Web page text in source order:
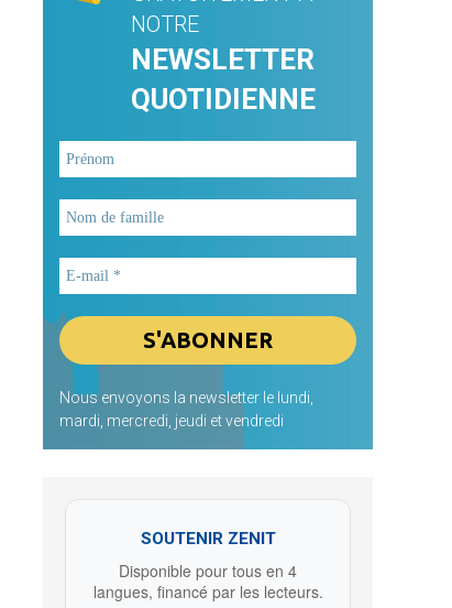
NOTRE
NEWSLETTER
QUOTIDIENNE
Nous envoyons la newsletter le lundi,
mardi, mercredi, jeudi et vendredi
SOUTENIR ZENIT
Disponible pour tous en 4
langues, financé par les lecteurs.